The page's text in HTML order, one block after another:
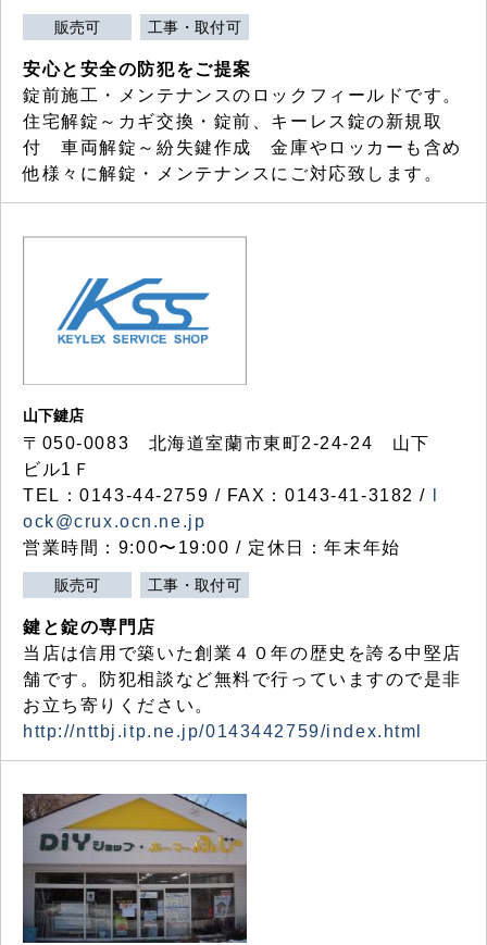
販売可 工事・取付可
安心と安全の防犯をご提案
錠前施工・メンテナンスのロックフィールドです。
住宅解錠～カギ交換・錠前、キーレス錠の新規取
付 車両解錠～紛失鍵作成 金庫やロッカーも含め
他様々に解錠・メンテナンスにご対応致します。
山下鍵店
〒050-0083 北海道室蘭市東町2-24-24 山下
ビル1Ｆ
TEL：0143-44-2759 / FAX：0143-41-3182 /
ock@crux.ocn.ne.jp
営業時間：9:00〜19:00 / 定休日：年末年始
販売可 工事・取付可
鍵と錠の専門店
当店は信用で築いた創業４０年の歴史を誇る中堅店
舗です。防犯相談など無料で行っていますので是非
お立ち寄りください。
http://nttbj.itp.ne.jp/0143442759/index.html